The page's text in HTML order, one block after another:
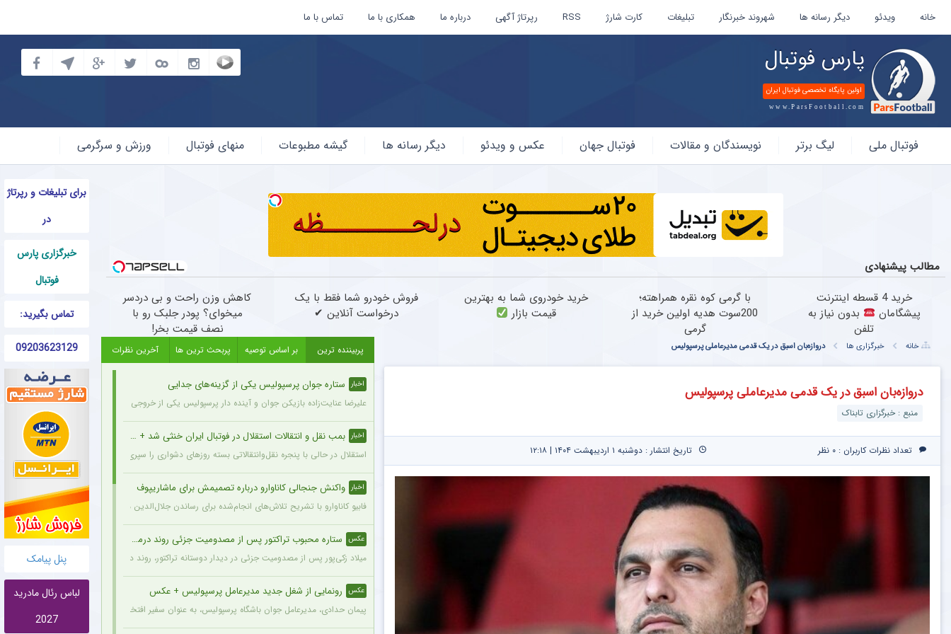
خانه ویدئو دیگر رسانه ها شهروند خبرنگار تبلیغات کارت شارژ RSS رپرتاژ آگهی درباره ما همکاری با ما تماس با ما
پارس فوتبال
اولین پایگاه تخصصی فوتبال ایران
www.ParsFootball.com
فوتبال
فوتبال ملی لیگ برتر نویسندگان و مقالات فوتبال جهان عکس و ویدئو دیگر رسانه ها گیشه مطبوعات منهای فوتبال ورزش و سرگرمی
برای تبلیغات و رپرتاژ
در
خبرگزاری پارس
فوتبال
تماس بگیرید:
09203623129
پنل پیامک
لباس رئال مادرید
2027
مطالب پیشنهادی
خرید 4 قسطه اینترنت
پیشگامان
بدون نیاز به
تلفن
با گرمی کوه نقره همراهته؛
200سوت هدیه اولین خرید از
گرمی
خرید خودروی شما به بهترین
قیمت بازار
فروش خودرو شما فقط با یک
درخواست آنلاین ✔
کاهش وزن راحت و بی دردسر
میخوای؟ پودر جلبک رو با
نصف قیمت بخر!
خانه خبرگزاری ها دروازه‌بان اسبق در یک قدمی مدیرعاملی پرسپولیس
دروازه‌بان اسبق در یک قدمی مدیرعاملی پرسپولیس
منبع : خبرگزاری تابناک
تعداد نظرات کاربران : ۰ نظر تاریخ انتشار : دوشنبه ۱ اردیبهشت ۱۴۰۴ | ۱۲:۱۸
پربیننده ترین بر اساس توصیه پربحث ترین ها آخرین نظرات
اخبار ستاره جوان پرسپولیس یکی از گزینه‌های جدایی
علیرضا عنایت‌زاده بازیکن جوان و آینده دار پرسپولیس یکی از خروجی های احتمالی باشگاه به شمار می رود.
اخبار بمب نقل و انتقالات استقلال در فوتبال ایران خنثی شد + جزئیات
استقلال در حالی با پنجره نقل‌وانتقالاتی بسته روزهای دشواری را سپری می‌کند که در همین شرایط، نام
اخبار واکنش جنجالی کاناوارو درباره تصمیمش برای ماشاریپوف
فابیو کاناوارو با تشریح تلاش‌های انجام‌شده برای رساندن جلال‌الدین ماشاریپوف به جام جهانی تأکید
عکس ستاره محبوب تراکتور پس از مصدومیت جزئی روند درمان را پشت سر گذاشت + عکس
میلاد زکی‌پور پس از مصدومیت جزئی در دیدار دوستانه تراکتور، روند درمان خود را پشت سر می‌گذارد و
عکس رونمایی از شغل جدید مدیرعامل پرسپولیس + عکس
پیمان حدادی، مدیرعامل جوان باشگاه پرسپولیس، به عنوان سفیر افتخاری ورزش چوگان انتخاب شد.